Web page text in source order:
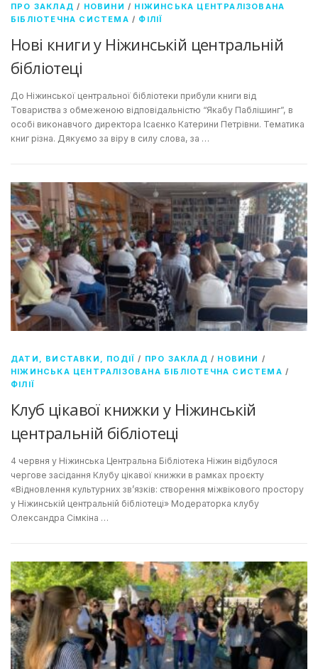
ПРО ЗАКЛАД / НОВИНИ / НІЖИНСЬКА ЦЕНТРАЛІЗОВАНА
БІБЛІОТЕЧНА СИСТЕМА / ФІЛІЇ
Нові книги у Ніжинській центральній
бібліотеці
До Ніжинської центральної бібліотеки прибули книги від
Товариства з обмеженою відповідальністю “Якабу Паблішинг”, в
особі виконавчого директора Ісаєнко Катерини Петрівни. Тематика
книг різна. Дякуємо за віру в силу слова, за …
ДАТИ, ВИСТАВКИ, ПОДІЇ / ПРО ЗАКЛАД / НОВИНИ /
НІЖИНСЬКА ЦЕНТРАЛІЗОВАНА БІБЛІОТЕЧНА СИСТЕМА /
ФІЛІЇ
Клуб цікавої книжки у Ніжинській
центральній бібліотеці
4 червня у Ніжинська Центральна Бібліотека Ніжин відбулося
чергове засідання Клубу цікавої книжки в рамках проєкту
«Відновлення культурних зв’язків: створення міжвікового простору
у Ніжинській центральній бібліотеці» Модераторка клубу
Олександра Сімкіна …